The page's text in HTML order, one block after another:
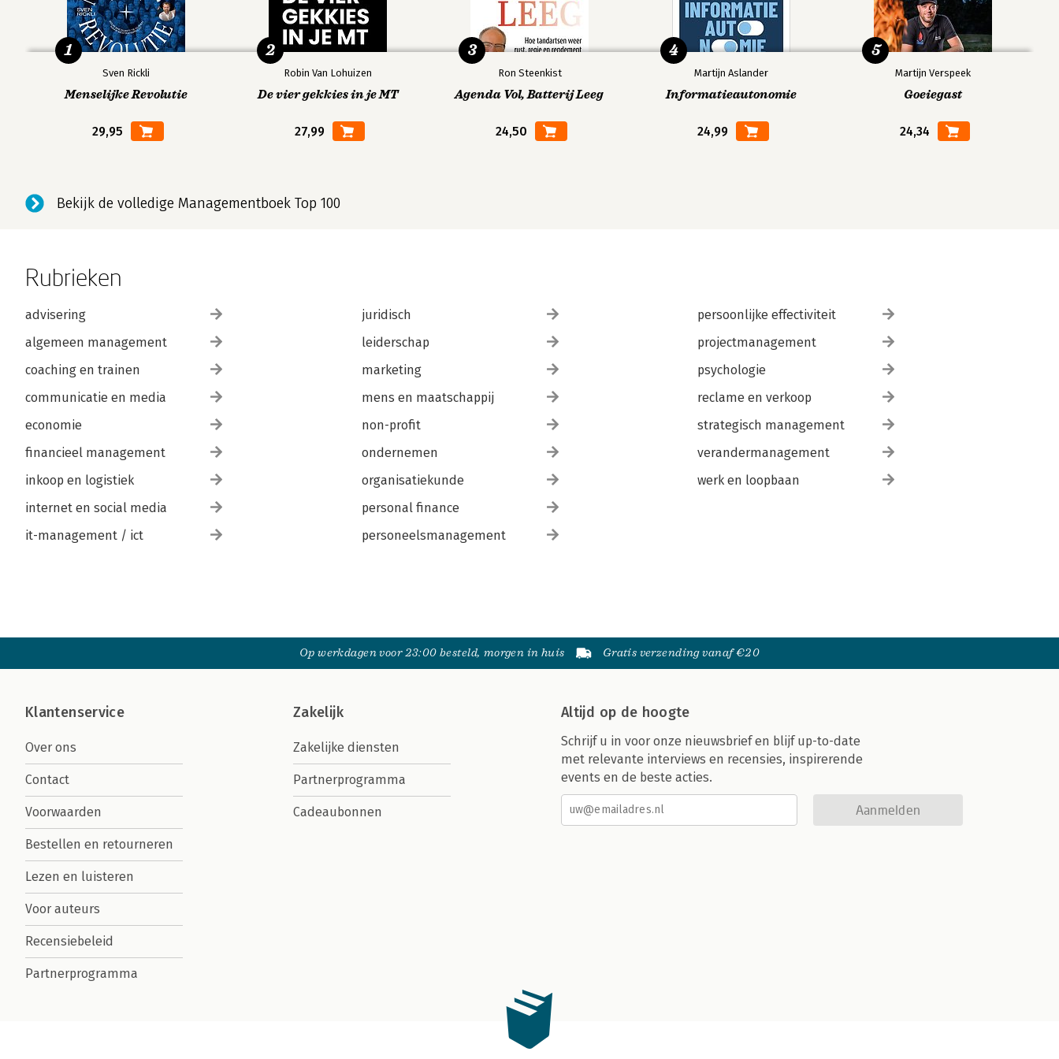
Sven Rickli
Menselijke Revolutie
29,95
1
Robin Van Lohuizen
De vier gekkies in je MT
27,99
2
Ron Steenkist
Agenda Vol, Batterij Leeg
24,50
3
Martijn Aslander
Informatieautonomie
24,99
4
Martijn Verspeek
Goeiegast
24,34
5
Bekijk de volledige Managementboek Top 100
Rubrieken
advisering
algemeen management
coaching en trainen
communicatie en media
economie
financieel management
inkoop en logistiek
internet en social media
it-management / ict
juridisch
leiderschap
marketing
mens en maatschappij
non-profit
ondernemen
organisatiekunde
personal finance
personeelsmanagement
persoonlijke effectiviteit
projectmanagement
psychologie
reclame en verkoop
strategisch management
verandermanagement
werk en loopbaan
Op werkdagen voor 23:00 besteld, morgen in huis Gratis verzending vanaf €20
Klantenservice
Over ons
Contact
Voorwaarden
Bestellen en retourneren
Lezen en luisteren
Voor auteurs
Recensiebeleid
Partnerprogramma
Zakelijk
Zakelijke diensten
Partnerprogramma
Cadeaubonnen
Altijd op de hoogte
Schrijf u in voor onze nieuwsbrief en blijf up-to-date
met relevante interviews en recensies, inspirerende
events en de beste acties.
Aanmelden